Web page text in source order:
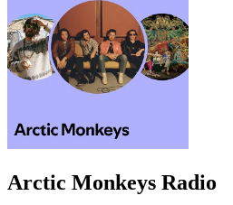
Arctic Monkeys Radio